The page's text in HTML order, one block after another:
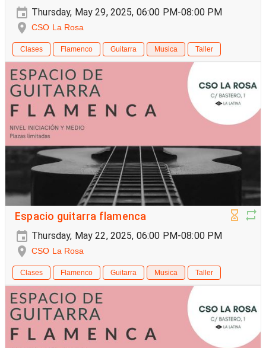
Thursday, May 29, 2025, 06:00 PM-08:00 PM
CSO La Rosa
Clases Flamenco Guitarra Musica Taller
Espacio guitarra flamenca
Thursday, May 22, 2025, 06:00 PM-08:00 PM
CSO La Rosa
Clases Flamenco Guitarra Musica Taller